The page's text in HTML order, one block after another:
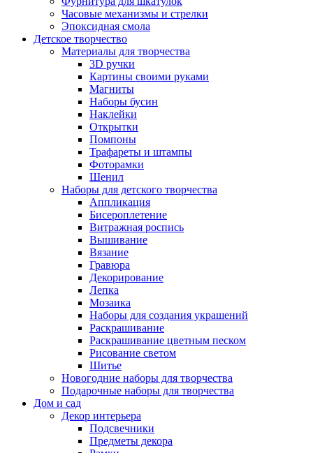
Часовые механизмы и стрелки
Эпоксидная смола
Детское творчество
Материалы для творчества
3D ручки
Картины своими руками
Магниты
Наборы бусин
Наклейки
Открытки
Помпоны
Трафареты и штампы
Фоторамки
Шенил
Наборы для детского творчества
Аппликация
Бисероплетение
Витражная роспись
Вышивание
Вязание
Гравюра
Декорирование
Лепка
Мозаика
Наборы для создания украшений
Раскрашивание
Раскрашивание цветным песком
Рисование светом
Шитье
Новогодние наборы для творчества
Подарочные наборы для творчества
Дом и сад
Декор интерьера
Подсвечники
Предметы декора